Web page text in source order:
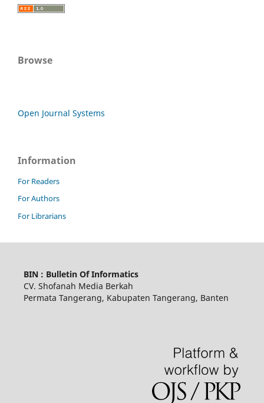
Browse
Open Journal Systems
Information
For Readers
For Authors
For Librarians
BIN : Bulletin Of Informatics
CV. Shofanah Media Berkah
Permata Tangerang, Kabupaten Tangerang, Banten